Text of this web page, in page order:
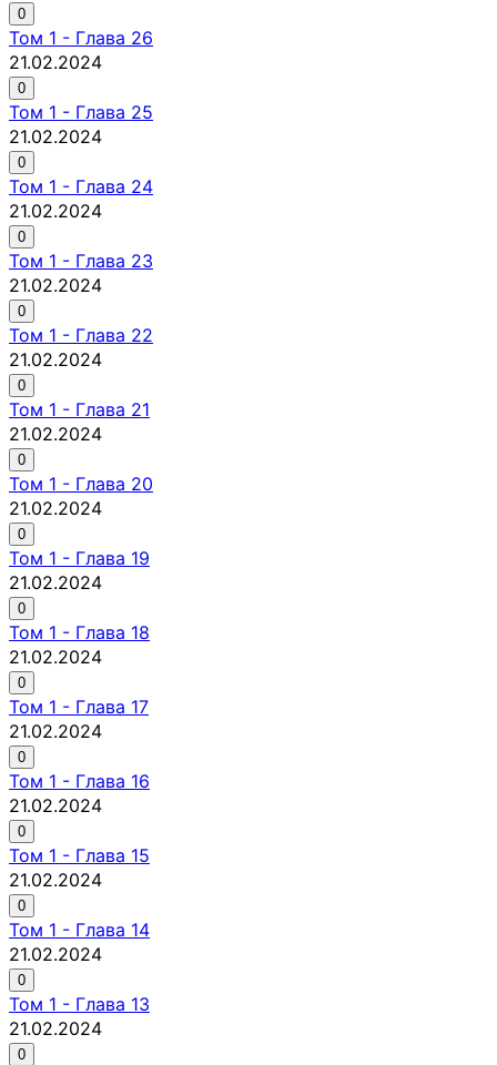
0
Том 1 - Глава 26
21.02.2024
0
Том 1 - Глава 25
21.02.2024
0
Том 1 - Глава 24
21.02.2024
0
Том 1 - Глава 23
21.02.2024
0
Том 1 - Глава 22
21.02.2024
0
Том 1 - Глава 21
21.02.2024
0
Том 1 - Глава 20
21.02.2024
0
Том 1 - Глава 19
21.02.2024
0
Том 1 - Глава 18
21.02.2024
0
Том 1 - Глава 17
21.02.2024
0
Том 1 - Глава 16
21.02.2024
0
Том 1 - Глава 15
21.02.2024
0
Том 1 - Глава 14
21.02.2024
0
Том 1 - Глава 13
21.02.2024
0